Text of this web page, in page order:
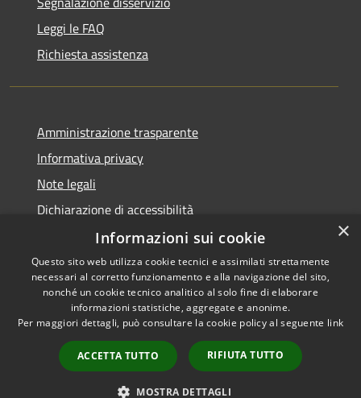
Leggi le FAQ
Richiesta assistenza
Amministrazione trasparente
Informativa privacy
Note legali
Dichiarazione di accessibilità
Accessibilità
Privacy
Mappa del sito
Meccanismo di Feedback
Copyright © 2026 • Comune di
Cortemaggiore • Powered by
Municipium•Accesso
redazione
×
Informazioni sui cookie
Questo sito web utilizza cookie tecnici e assimilati strettamente
necessari al corretto funzionamento e alla navigazione del sito,
nonché un cookie tecnico analitico al solo fine di elaborare
informazioni statistiche, aggregate e anonime.
Per maggiori dettagli, può consultare la cookie policy al seguente link
ACCETTA TUTTO RIFIUTA TUTTO
MOSTRA DETTAGLI